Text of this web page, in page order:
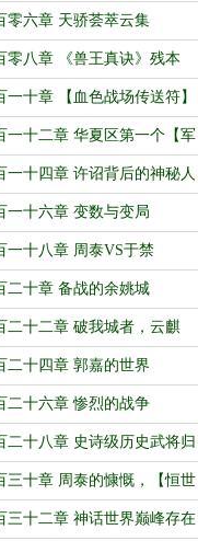
零六章 天骄荟萃云集
零八章 《兽王真诀》残本
一十章 【血色战场传送符】
一十二章 华夏区第一个【军
一十四章 许诏背后的神秘人
一十六章 变数与变局
一十八章 周泰VS于禁
二十章 备战的余姚城
二十二章 破我城者，云麒
二十四章 郭嘉的世界
二十六章 惨烈的战争
二十八章 史诗级历史武将归
三十章 周泰的慷慨，【恒世
！
三十二章 神话世界巅峰存在